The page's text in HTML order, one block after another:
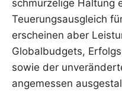
schmürzelige Haltung
Teuerungsausgleich
erscheinen aber
Globalbudgets,
sowie der
angemessen